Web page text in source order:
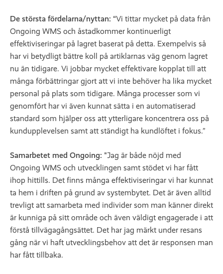
De största fördelarna/nyttan: “Vi tittar mycket på data från
Ongoing WMS och åstadkommer kontinuerligt
effektiviseringar på lagret baserat på detta. Exempelvis så
har vi betydligt bättre koll på artiklarnas väg genom lagret
nu än tidigare. Vi jobbar mycket effektivare kopplat till att
många förbättringar gjort att vi inte behöver ha lika mycket
personal på plats som tidigare. Många processer som vi
genomfört har vi även kunnat sätta i en automatiserad
standard som hjälper oss att ytterligare koncentrera oss på
kundupplevelsen samt att ständigt ha kundlöftet i fokus.”
Samarbetet med Ongoing: "Jag är både nöjd med
Ongoing WMS och utvecklingen samt stödet vi har fått
ihop hittills. Det finns många effektiviseringar vi har kunnat
ta hem i driften på grund av systembytet. Det är även alltid
trevligt att samarbeta med individer som man känner direkt
är kunniga på sitt område och även väldigt engagerade i att
förstå tillvägagångsättet. Det har jag märkt under resans
gång när vi haft utvecklingsbehov att det är responsen man
har fått tillbaka.